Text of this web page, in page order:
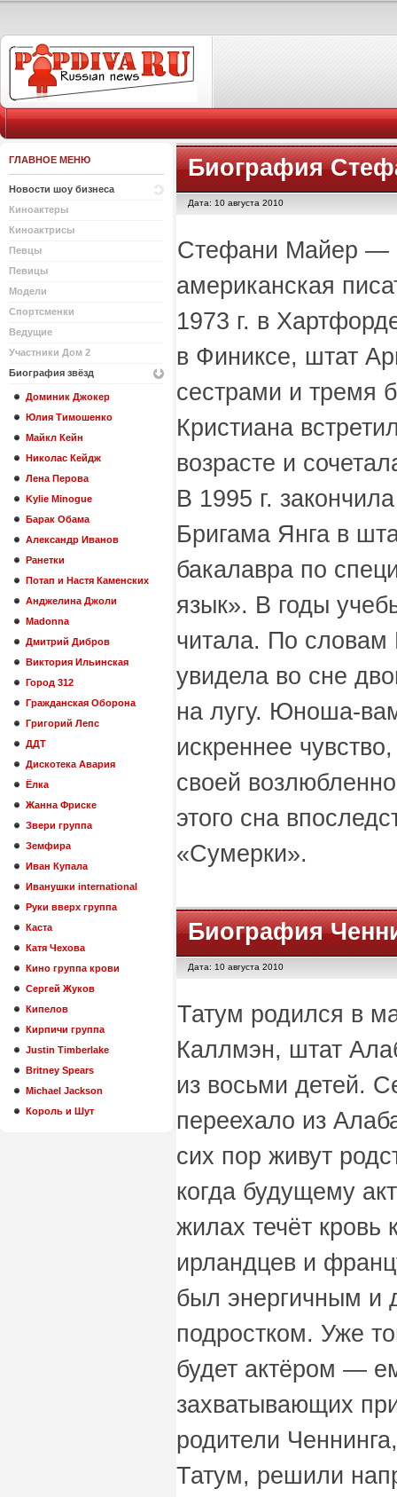
ГЛАВНОЕ МЕНЮ
Новости шоу бизнеса
Киноактеры
Киноактрисы
Певцы
Певицы
Модели
Спортсменки
Ведущие
Участники Дом 2
Биография звёзд
Доминик Джокер
Юлия Тимошенко
Майкл Кейн
Николас Кейдж
Лена Перова
Kylie Minogue
Барак Обама
Александр Иванов
Ранетки
Потап и Настя Каменских
Анджелина Джоли
Madonna
Дмитрий Дибров
Виктория Ильинская
Город 312
Гражданская Оборона
Григорий Лепс
ДДТ
Дискотека Авария
Ёлка
Жанна Фриске
Звери группа
Земфира
Иван Купала
Иванушки international
Руки вверх группа
Каста
Катя Чехова
Кино группа крови
Сергей Жуков
Кипелов
Кирпичи группа
Justin Timberlake
Britney Spears
Michael Jackson
Король и Шут
Биография
Дата: 10 августа 2010
Стефани Майер —
американская
1973 г. в
в Финиксе, штат
сестрами и тремя
Кристиана
возрасте и
В 1995 г.
Бригама Янга в
бакалавра по
язык». В годы
читала. По
увидела во сне
на лугу. Юноша-
искреннее
своей
этого сна
«Сумерки».
Биография
Дата: 10 августа 2010
Татум родился в
Каллмэн, штат
из восьми детей.
переехало из
сих пор живут
когда будущему
жилах течёт кровь
ирландцев и
был энергичным и
подростком. Уже
будет актёром —
захватывающих
родители
Татум, решили